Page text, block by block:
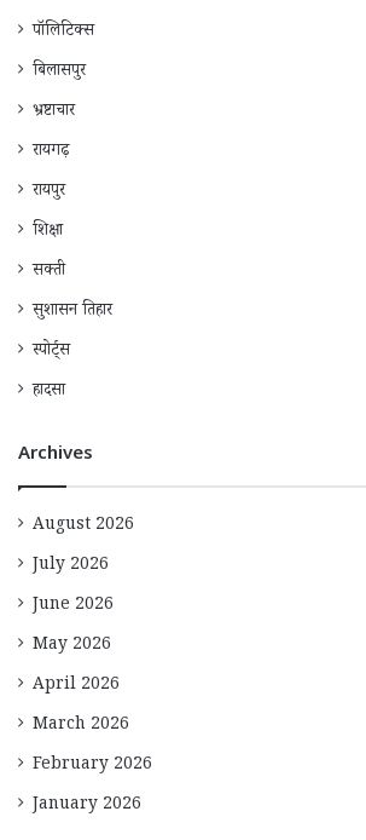
पॉलिटिक्स
बिलासपुर
भ्रष्टाचार
रायगढ़
रायपुर
शिक्षा
सक्ती
सुशासन तिहार
स्पोर्ट्स
हादसा
Archives
August 2026
July 2026
June 2026
May 2026
April 2026
March 2026
February 2026
January 2026